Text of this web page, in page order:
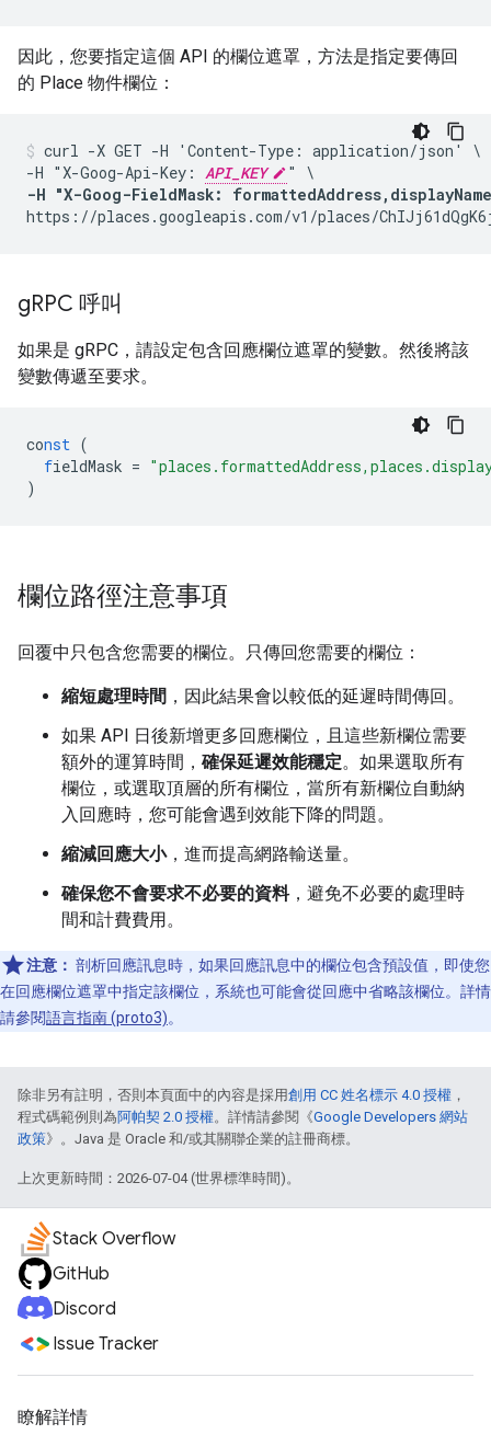
因此，您要指定這個 API 的欄位遮罩，方法是指定要傳回
的 Place 物件欄位：
curl -X GET -H 'Content-Type: application/json' \
-H "X-Goog-Api-Key: API_KEY
-H "X-Goog-FieldMask:
https://places.googleapis.com/v1/places/
gRPC 呼叫
如果是 gRPC，請設定包含回應欄位遮罩的變數。然後將該
變數傳遞至要求。
const (
fieldMask =
)
欄位路徑注意事項
回覆中只包含您需要的欄位。只傳回您需要的欄位：
縮短處理時間 ，因此結果會以較低的延遲時間傳回。
如果 API 日後新增更多回應欄位，且這些新欄位需要
額外的運算時間， 確保延遲效能穩定。如果選取所有
欄位，或選取頂層的所有欄位，當所有新欄位自動納
入回應時，您可能會遇到效能下降的問題。
縮減回應大小，進而提高網路輸送量。
確保您不會要求不必要的資料，避免不必要的處理時
間和計費費用。
注意： 剖析回應訊息時，如果回應訊息中的欄位包含預設值，即使您
在回應欄位遮罩中指定該欄位，系統也可能會從回應中省略該欄位。詳情
請參閱語言指南 (proto3)。
除非另有註明，否則本頁面中的內容是採用創用 CC 姓名標示 4.0 授權 ，
程式碼範例則為阿帕契 2.0 授權。詳情請參閱《Google Developers 網站
政策》。Java 是 Oracle 和/或其關聯企業的註冊商標。
上次更新時間：2026-07-04 (世界標準時間)。
Stack Overflow
GitHub
Discord
Issue Tracker
瞭解詳情